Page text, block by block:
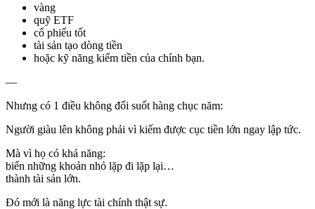
vàng
quỹ ETF
cổ phiếu tốt
tài sản tạo dòng tiền
hoặc kỹ năng kiếm tiền của chính bạn.
—
Nhưng có 1 điều không đổi suốt hàng chục năm:
Người giàu lên không phải vì kiếm được cục tiền lớn ngay lập tức.
Mà vì họ có khả năng:
biến những khoản nhỏ lặp đi lặp lại…
thành tài sản lớn.
Đó mới là năng lực tài chính thật sự.